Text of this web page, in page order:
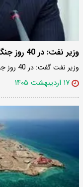
وزیر نفت: در 40 روز جنگ حتی یک روز کاهش تولید نفت نداشتیم
وزیر نفت گفت: در 40 روز جنگ حتی یک روز کاهش تولید نفت نداشتیم.
۱۷ اردیبهشت ۱۴۰۵